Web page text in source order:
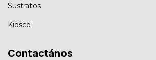
Sustratos
Kiosco
Contactános